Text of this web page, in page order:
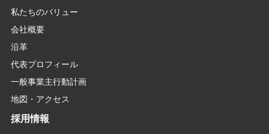
私たちのバリュー
会社概要
沿革
代表プロフィール
一般事業主行動計画
地図・アクセス
採用情報